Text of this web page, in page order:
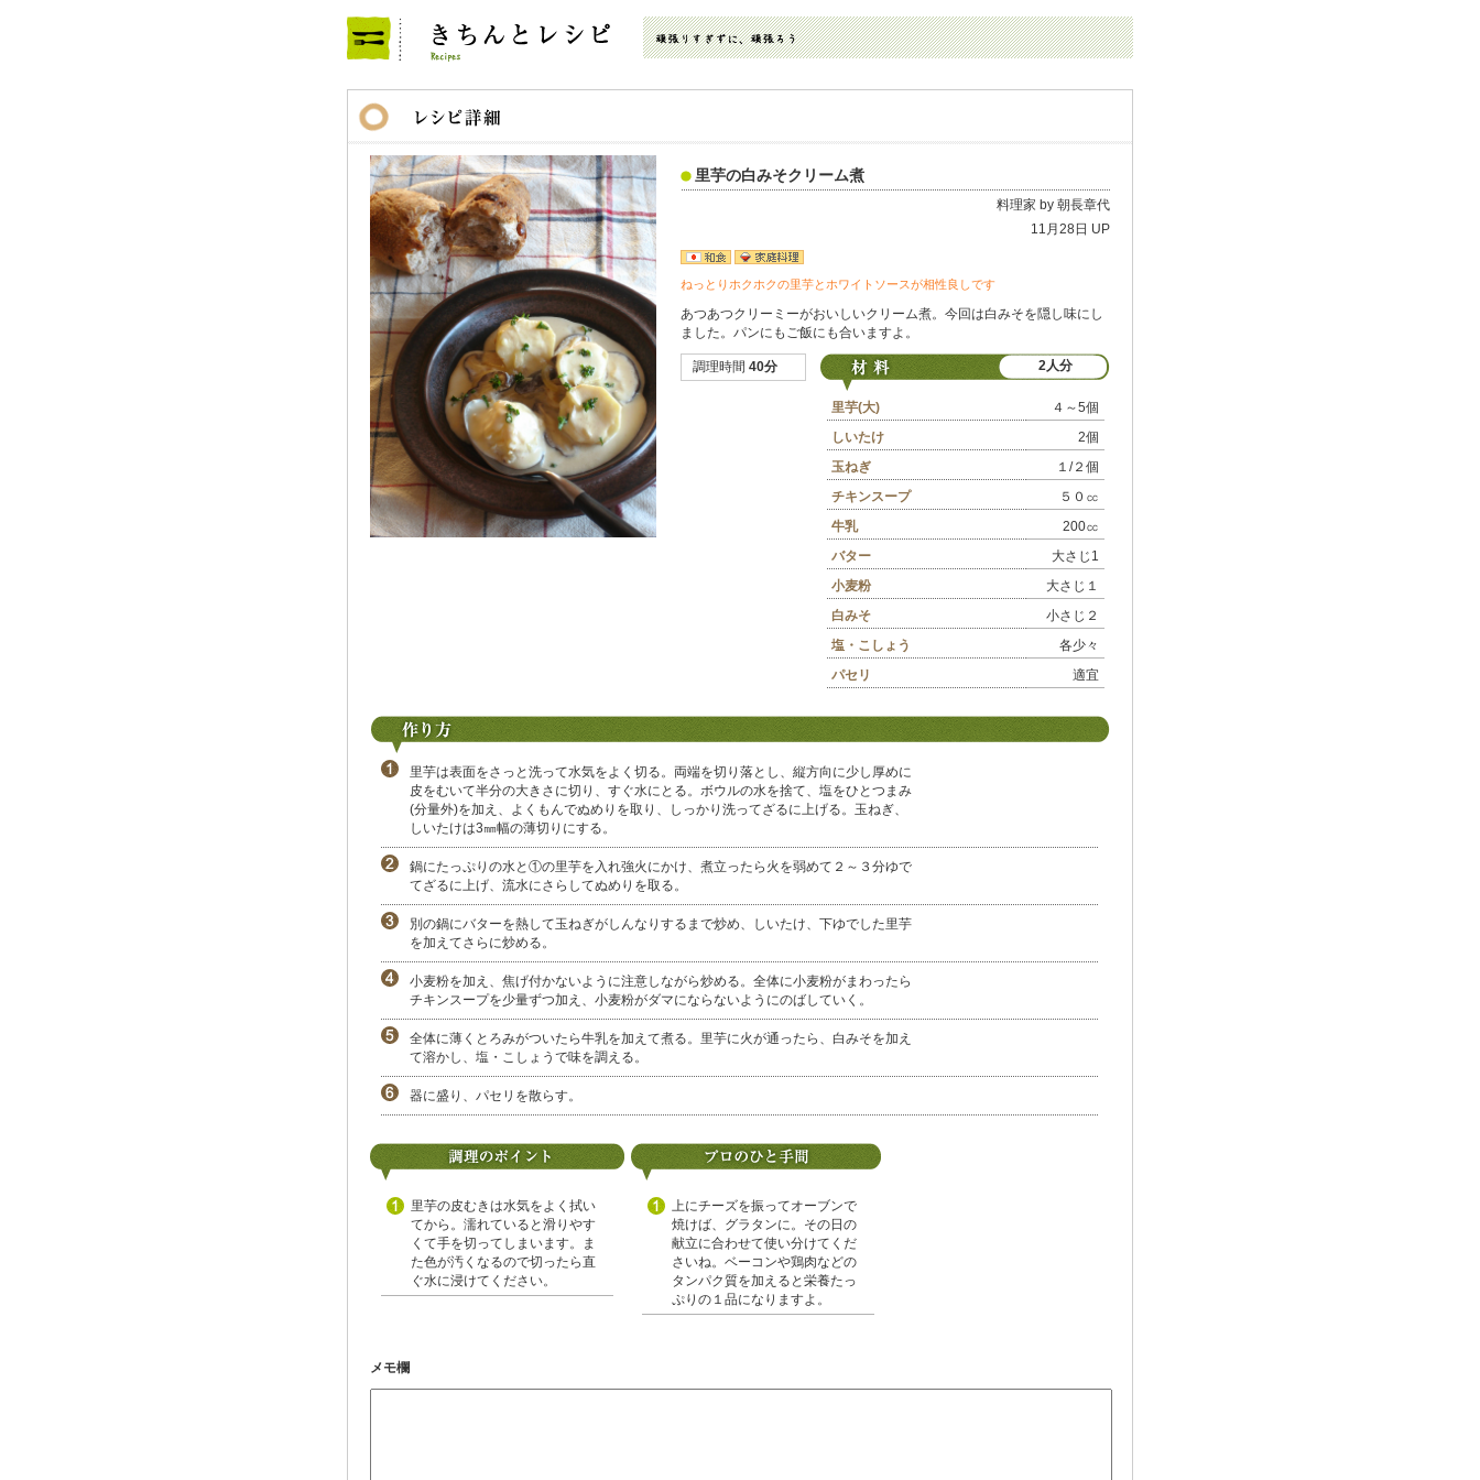
里芋の白みそクリーム煮
料理家 by 朝長章代
11月28日 UP
ねっとりホクホクの里芋とホワイトソースが相性良しです
あつあつクリーミーがおいしいクリーム煮。今回は白みそを隠し味にし
ました。パンにもご飯にも合いますよ。
調理時間 40分 2人分
里芋(大)
４～5個
しいたけ
2個
玉ねぎ
１/２個
チキンスープ
５０㏄
牛乳
200㏄
バター
大さじ1
小麦粉
大さじ１
白みそ
小さじ２
塩・こしょう
各少々
パセリ
適宜
里芋は表面をさっと洗って水気をよく切る。両端を切り落とし、縦方向に少し厚めに
皮をむいて半分の大きさに切り、すぐ水にとる。ボウルの水を捨て、塩をひとつまみ
(分量外)を加え、よくもんでぬめりを取り、しっかり洗ってざるに上げる。玉ねぎ、
しいたけは3㎜幅の薄切りにする。
鍋にたっぷりの水と①の里芋を入れ強火にかけ、煮立ったら火を弱めて２～３分ゆで
てざるに上げ、流水にさらしてぬめりを取る。
別の鍋にバターを熱して玉ねぎがしんなりするまで炒め、しいたけ、下ゆでした里芋
を加えてさらに炒める。
小麦粉を加え、焦げ付かないように注意しながら炒める。全体に小麦粉がまわったら
チキンスープを少量ずつ加え、小麦粉がダマにならないようにのばしていく。
全体に薄くとろみがついたら牛乳を加えて煮る。里芋に火が通ったら、白みそを加え
て溶かし、塩・こしょうで味を調える。
器に盛り、パセリを散らす。
里芋の皮むきは水気をよく拭い
てから。濡れていると滑りやす
くて手を切ってしまいます。ま
た色が汚くなるので切ったら直
ぐ水に浸けてください。
上にチーズを振ってオーブンで
焼けば、グラタンに。その日の
献立に合わせて使い分けてくだ
さいね。ベーコンや鶏肉などの
タンパク質を加えると栄養たっ
ぷりの１品になりますよ。
メモ欄